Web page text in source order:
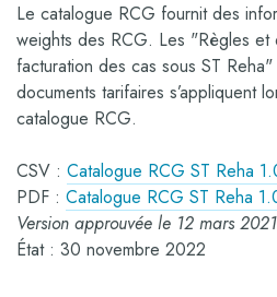
Le catalogue RCG fournit des
weights des RCG. Les "Règles et
facturation des cas sous ST
documents tarifaires s’appliquent
catalogue RCG.
CSV : Catalogue RCG ST Reha
PDF : Catalogue RCG ST Reha
Version approuvée le 12 mars 2021
État : 30 novembre 2022